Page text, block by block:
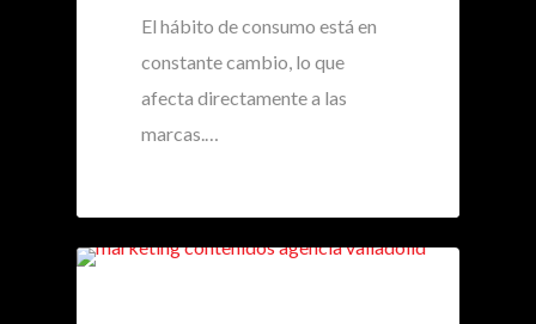
El hábito de consumo está en
constante cambio, lo que
afecta directamente a las
marcas.…